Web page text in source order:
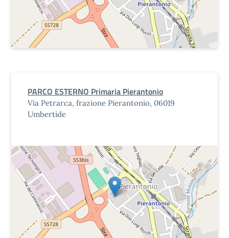
PARCO ESTERNO Primaria Pierantonio
Via Petrarca, frazione Pierantonio, 06019
Umbertide